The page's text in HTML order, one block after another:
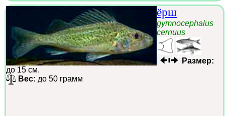
ёрш
gymnocephalus
cernuus
Размер:
до 15 см.
Вес: до 50 грамм